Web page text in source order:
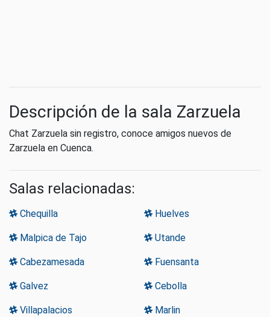
Descripción de la sala Zarzuela
Chat Zarzuela sin registro, conoce amigos nuevos de
Zarzuela en Cuenca.
Salas relacionadas:
Chequilla Huelves
Malpica de Tajo Utande
Cabezamesada Fuensanta
Galvez Cebolla
Villapalacios Marlin